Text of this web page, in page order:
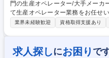
門の生産オペレーター/大手メーカー 仕事の内容 チョコレート製造部
て生産オペレーター業務をお任せ
働操作■生産設備メンテナンス■工程毎の品質管理
われる面白さがあり、業務習得を
す。 募集職種 【大阪】食品製造業 チョコレート製造部門の生産オペレー
業界未経験歓迎 資格取得支援あり
求人探しにお困り で